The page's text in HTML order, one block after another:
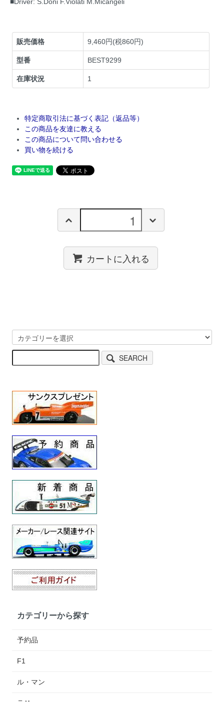
■Driver: S.Doni F.Violati M.Micangeli
販売価格 9,460円(税860円)
型番 BEST9299
在庫状況 1
特定商取引法に基づく表記（返品等）
この商品を友達に教える
この商品について問い合わせる
買い物を続ける
カートに入れる
SEARCH
カテゴリーから探す
予約品
F1
ル・マン